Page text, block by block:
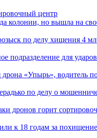
центр
колонии, но вышла на
по делу хищения 4
подразделение для
«Упырь», водитель
по делу о
дронов горит
к 18 годам за